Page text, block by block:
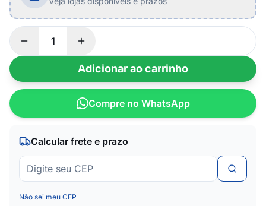
Adicionar ao carrinho
Compre no WhatsApp
Calcular frete e prazo
Não sei meu CEP